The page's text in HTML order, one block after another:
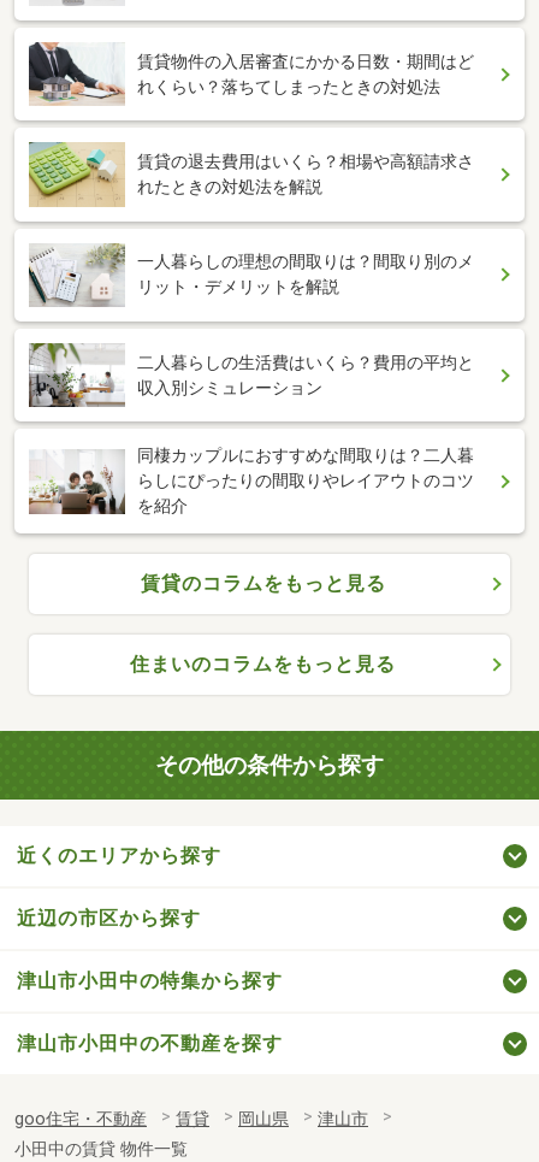
賃貸物件の入居審査にかかる日数・期間はど
れくらい？落ちてしまったときの対処法
賃貸の退去費用はいくら？相場や高額請求さ
れたときの対処法を解説
一人暮らしの理想の間取りは？間取り別のメ
リット・デメリットを解説
二人暮らしの生活費はいくら？費用の平均と
収入別シミュレーション
同棲カップルにおすすめな間取りは？二人暮
らしにぴったりの間取りやレイアウトのコツ
を紹介
賃貸のコラムをもっと見る
住まいのコラムをもっと見る
その他の条件から探す
近くのエリアから探す
近辺の市区から探す
津山市小田中の特集から探す
津山市小田中の不動産を探す
goo住宅・不動産 賃貸 岡山県
津山市
小田中の賃貸 物件一覧